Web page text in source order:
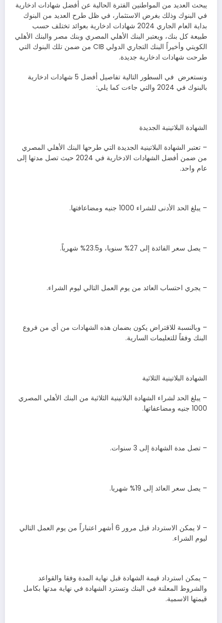
يبحث العديد من المواطنين الفترة الحالية عن أفضل شهادات ادخارية
في البنوك وذلك بغرض الاستثمار، في ظل طرح العديد من البنوك
بداية العام الجاري 2024 شهادات ادخارية بعوائد تختلف حسب
طبيعة كل بنك، ويعتبر البنك الأهلي المصري وبنك مصر والبنك الأهلي
الكويتي وأخيراً البنك التجاري الدولي CIB من ضمن تلك البنوك التي
طرحت شهادات ادخارية جديدة.
ونستعرض في السطور التالية تفاصيل أفضل 5 شهادات ادخارية
بالبنوك في 2024 والتي جاءت كما يلي:
الشهادة البلاتينية الجديدة
– تعتبر الشهادة البلاتينية الجديدة التي طرحها البنك الأهلي المصري
من ضمن أفضل الشهادات الادخارية في 2024 حيث تصل مدتها إلى
عام واحد.
– يبلغ الحد الأدنى للشراء 1000 جنيه ومضاعافتها.
– يصل سعر الفائدة إلى 27% سنويا، و23.5% شهرياً.
– يجري احتساب العائد من يوم العمل التالي ليوم الشراء.
– وبالنسبة للاقتراض يكون بضمان هذه الشهادات من أي من فروع
البنك وفقاً للتعليمات السارية.
الشهادة البلاتينية الثلاثية
– يبلغ الحد لشراء الشهادة البلاتينية الثلاثية من البنك الأهلي المصري
1000 جنيه ومضاعفاتها.
– تصل مدة الشهادة إلى 3 سنوات.
– يصل سعر العائد إلى 19% شهريا.
– لا يمكن الاسترداد قبل مرور 6 أشهر اعتباراً من يوم العمل التالي
ليوم الشراء.
– يمكن استرداد قيمة الشهادة قبل نهاية المدة وفقا والقواعد
والشروط المعلنة في البنك وتسترد الشهادة في نهاية مدتها بكامل
قيمتها الاسمية.